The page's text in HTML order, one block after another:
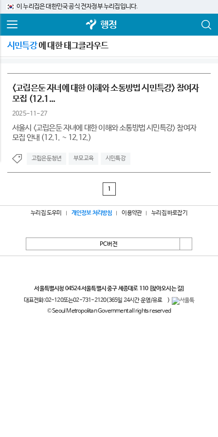
이 누리집은 대한민국 공식 전자정부 누리집입니다.
행정
시민특강에 대한 태그클라우드
<고립은둔 자녀에 대한 이해와 소통방법 시민특강> 참여자
모집 (12.1...
2025-11-27
서울시 <고립은둔 자녀에 대한 이해와 소통방법 시민특강> 참여자
모집 안내 (12.1. ~ 12.12.)
고립은둔청년 부모교육 시민특강
1
누리집 도우미 개인정보 처리방침 이용약관 누리집 바로잡기
PC버전
서울특별시청 04524 서울특별시 중구 세종대로 110 [찾아오시는 길]
대표전화:02-120또는02-731-2120(365일 24시간 운영/유료
)
© Seoul Metropolitan Government all rights reserved